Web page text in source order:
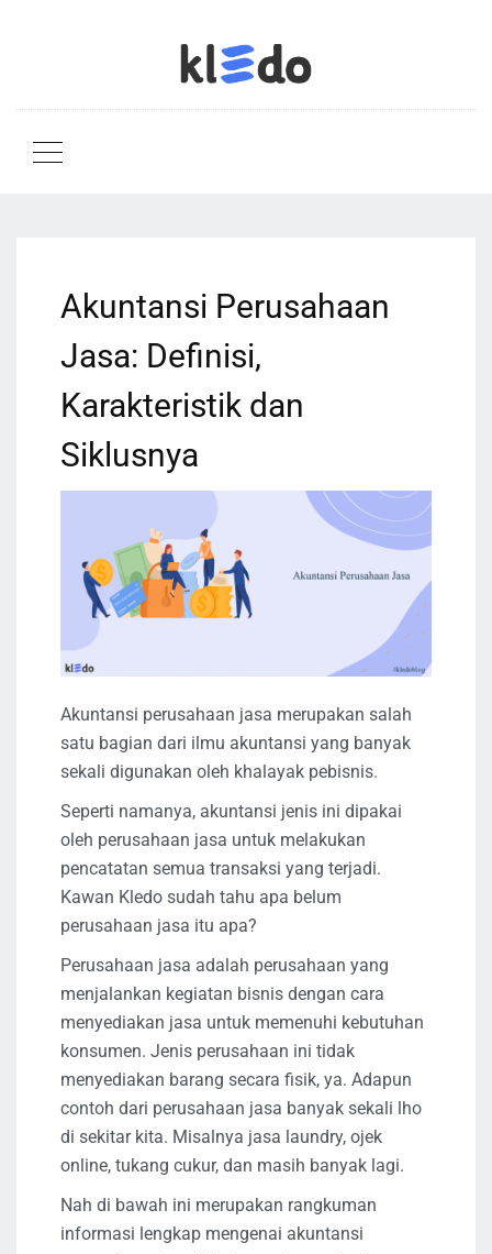
Akuntansi Perusahaan
Jasa: Definisi,
Karakteristik dan
Siklusnya
Akuntansi perusahaan jasa merupakan salah
satu bagian dari ilmu akuntansi yang banyak
sekali digunakan oleh khalayak pebisnis.
Seperti namanya, akuntansi jenis ini dipakai
oleh perusahaan jasa untuk melakukan
pencatatan semua transaksi yang terjadi.
Kawan Kledo sudah tahu apa belum
perusahaan jasa itu apa?
Perusahaan jasa adalah perusahaan yang
menjalankan kegiatan bisnis dengan cara
menyediakan jasa untuk memenuhi kebutuhan
konsumen. Jenis perusahaan ini tidak
menyediakan barang secara fisik, ya. Adapun
contoh dari perusahaan jasa banyak sekali lho
di sekitar kita. Misalnya jasa laundry, ojek
online, tukang cukur, dan masih banyak lagi.
Nah di bawah ini merupakan rangkuman
informasi lengkap mengenai akuntansi